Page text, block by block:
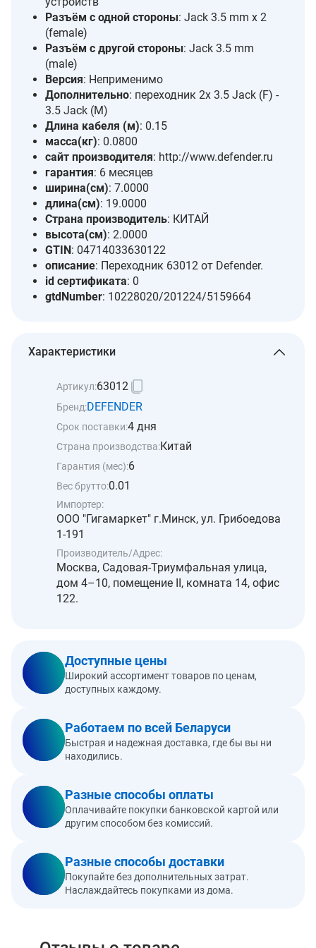
Разъём с одной стороны: Jack 3.5 mm x 2
(female)
Разъём с другой стороны: Jack 3.5 mm
(male)
Версия: Неприменимо
Дополнительно: переходник 2x 3.5 Jack (F) -
3.5 Jack (M)
Длина кабеля (м): 0.15
масса(кг): 0.0800
сайт производителя: http://www.defender.ru
гарантия: 6 месяцев
ширина(см): 7.0000
длина(см): 19.0000
Страна производитель: КИТАЙ
высота(см): 2.0000
GTIN: 04714033630122
описание: Переходник 63012 от Defender.
id сертификата: 0
gtdNumber: 10228020/201224/5159664
Характеристики
Артикул:63012
Бренд:DEFENDER
Срок поставки:4 дня
Страна производства:Китай
Гарантия (мес):6
Вес брутто:0.01
Импортер:
ООО "Гигамаркет" г.Минск, ул. Грибоедова
1-191
Производитель/Адрес:
Москва, Садовая-Триумфальная улица,
дом 4–10, помещение II, комната 14, офис
122.
Доступные цены
Широкий ассортимент товаров по ценам,
доступных каждому.
Работаем по всей Беларуси
Быстрая и надежная доставка, где бы вы ни
находились.
Разные способы оплаты
Оплачивайте покупки банковской картой или
другим способом без комиссий.
Разные способы доставки
Покупайте без дополнительных затрат.
Наслаждайтесь покупками из дома.